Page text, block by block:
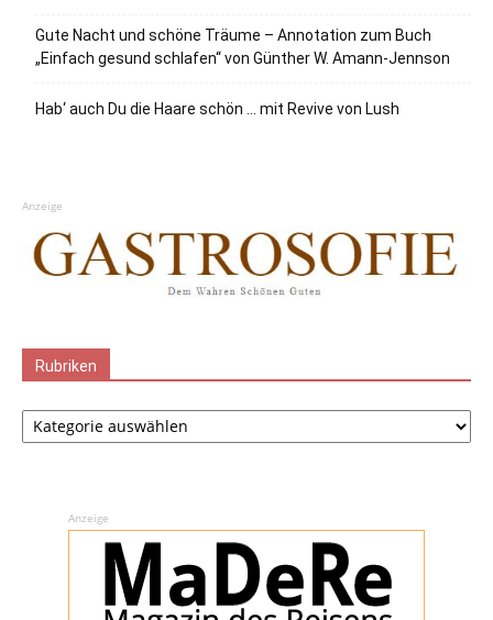
Gute Nacht und schöne Träume – Annotation zum Buch
„Einfach gesund schlafen“ von Günther W. Amann-Jennson
Hab‘ auch Du die Haare schön … mit Revive von Lush
Anzeige
Rubriken
Rubriken
Anzeige